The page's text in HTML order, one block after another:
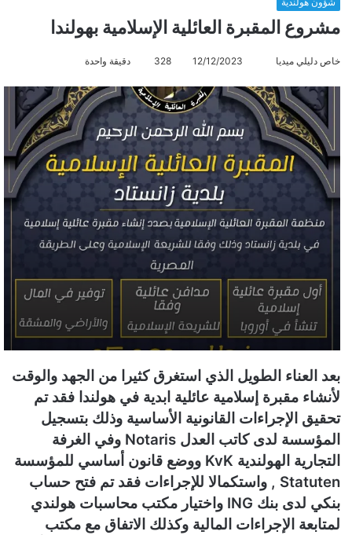
مشروع المقبرة العائلية الإسلامية بهولندا
خاص دليلي ميديا
س
ل
ب
ر
ي
إ
ل
ت
ر
و
ا
12/12/2023
328 دقيقة واحدة
بعد العناء الطويل الذي استغرق كثيرا من الجهد والوقت
لأنشاء مقبرة إسلامية عائلية ابدية في هولندا فقد تم
تحقيق الإجراءات القانونية الأساسية وذلك بتسجيل
المؤسسة لدى كاتب العدل Notaris وفي الغرفة
التجارية الهولندية KvK ووضع قانون أساسي للمؤسسة
Statuten , واستكمالا للإجراءات فقد تم فتح حساب
بنكي لدى بنك ING واختيار مكتب محاسبات هولندي
لمتابعة الإجراءات المالية وكذلك الاتفاق مع مكتب